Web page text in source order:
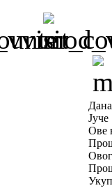
Јуче
Ове